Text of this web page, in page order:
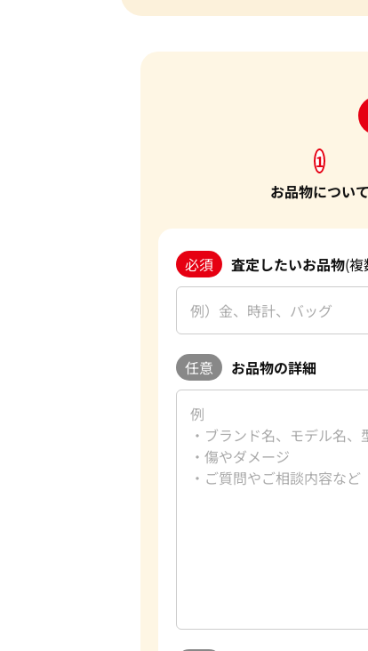
1
お品物について
必須 査定したいお品物(
任意 お品物の詳細